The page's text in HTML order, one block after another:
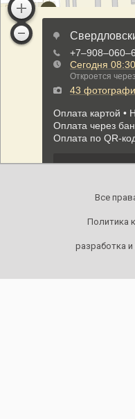
Все
Политика
разработка